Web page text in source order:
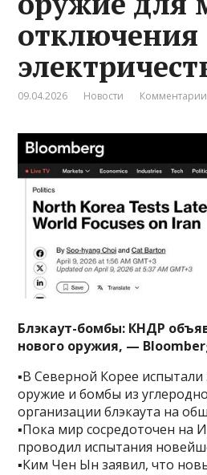
отключения
09.04.2026 Новости
Блэкаут-бомбы: КНДР
нового оружия, —
▪️В Северной Корее
оружие и бомбы из
организации блэкаута на
▪️Пока мир сосредоточен на
проводил испытания
▪️Ким Чен Ын заявил, что